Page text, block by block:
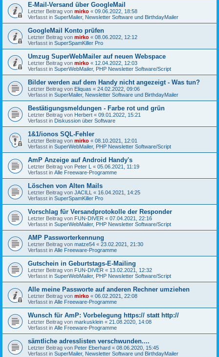
E-Mail-Versand über GoogleMail
Letzter Beitrag von mirko « 09.06.2022, 18:58
Verfasst in SuperMailer, Newsletter Software und BirthdayMailer
GoogleMail Konto prüfen
Letzter Beitrag von mirko « 08.06.2022, 12:12
Verfasst in SuperSpamKiller Pro
Umzug SuperWebMailer auf neuen Webspace
Letzter Beitrag von mirko « 12.04.2022, 12:03
Verfasst in SuperWebMailer, PHP Newsletter Software/Script
Bilder werden auf dem Handy nicht angezeigt - Was tun?
Letzter Beitrag von Eliquas « 24.02.2022, 09:06
Verfasst in SuperMailer, Newsletter Software und BirthdayMailer
Bestätigungsmeldungen - Farbe rot und grün
Letzter Beitrag von Herbert « 09.01.2022, 15:21
Verfasst in Diskussion über Software
1&1/ionos SQL-Fehler
Letzter Beitrag von mirko « 08.10.2021, 12:01
Verfasst in SuperWebMailer, PHP Newsletter Software/Script
AmP Anzeige auf Android Handy's
Letzter Beitrag von Peter L « 05.06.2021, 11:19
Verfasst in Alle Freeware-Programme
Löschen von Alten Mails
Letzter Beitrag von JACILL « 16.04.2021, 14:25
Verfasst in SuperSpamKiller Pro
Vorschlag für Versandprotokolle der Responder
Letzter Beitrag von FUN-DIVER « 07.04.2021, 22:16
Verfasst in SuperWebMailer, PHP Newsletter Software/Script
AMP Passworterkennung
Letzter Beitrag von matze54 « 23.02.2021, 21:30
Verfasst in Alle Freeware-Programme
Gutschein in Geburtstags-E-Mailing
Letzter Beitrag von FUN-DIVER « 13.02.2021, 12:32
Verfasst in SuperWebMailer, PHP Newsletter Software/Script
Alle meine Passworte auf anderen Rechner umziehen
Letzter Beitrag von mirko « 06.02.2021, 22:08
Verfasst in Alle Freeware-Programme
Wunsch für AmP: Vorbelegung https:// statt http://
Letzter Beitrag von markusklein « 21.08.2020, 14:08
Verfasst in Alle Freeware-Programme
sämtliche adresslisten verschwunden....
Letzter Beitrag von Peter Eberhard « 08.06.2020, 15:45
Verfasst in SuperMailer, Newsletter Software und BirthdayMailer